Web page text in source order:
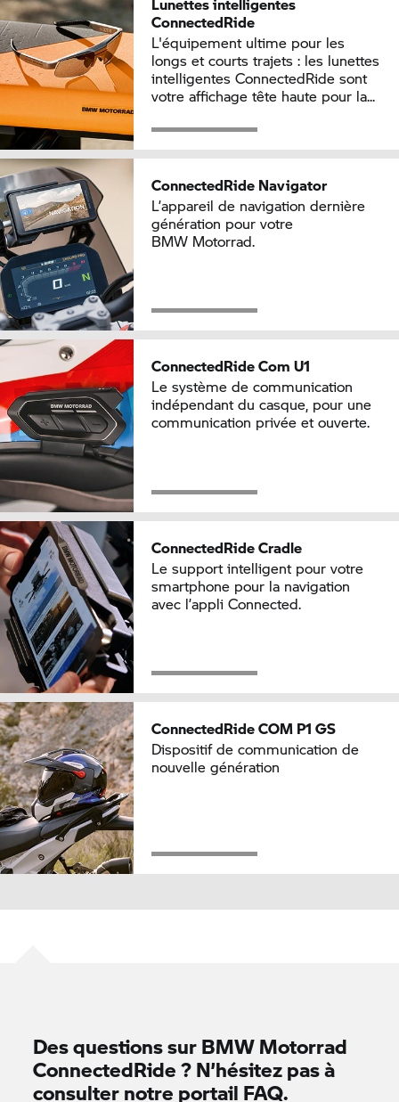
ConnectedRide
L'équipement ultime pour les
longs et courts trajets : les lunettes
intelligentes ConnectedRide sont
votre affichage tête haute pour la...
ConnectedRide Navigator
L’appareil de navigation dernière
génération pour votre
BMW Motorrad.
ConnectedRide Com U1
Le système de communication
indépendant du casque, pour une
communication privée et ouverte.
ConnectedRide Cradle
Le support intelligent pour votre
smartphone pour la navigation
avec l’appli Connected.
ConnectedRide COM P1 GS
Dispositif de communication de
nouvelle génération
Des questions surBMW Motorrad
ConnectedRide ? N’hésitez pas à
consulter notre portail FAQ.